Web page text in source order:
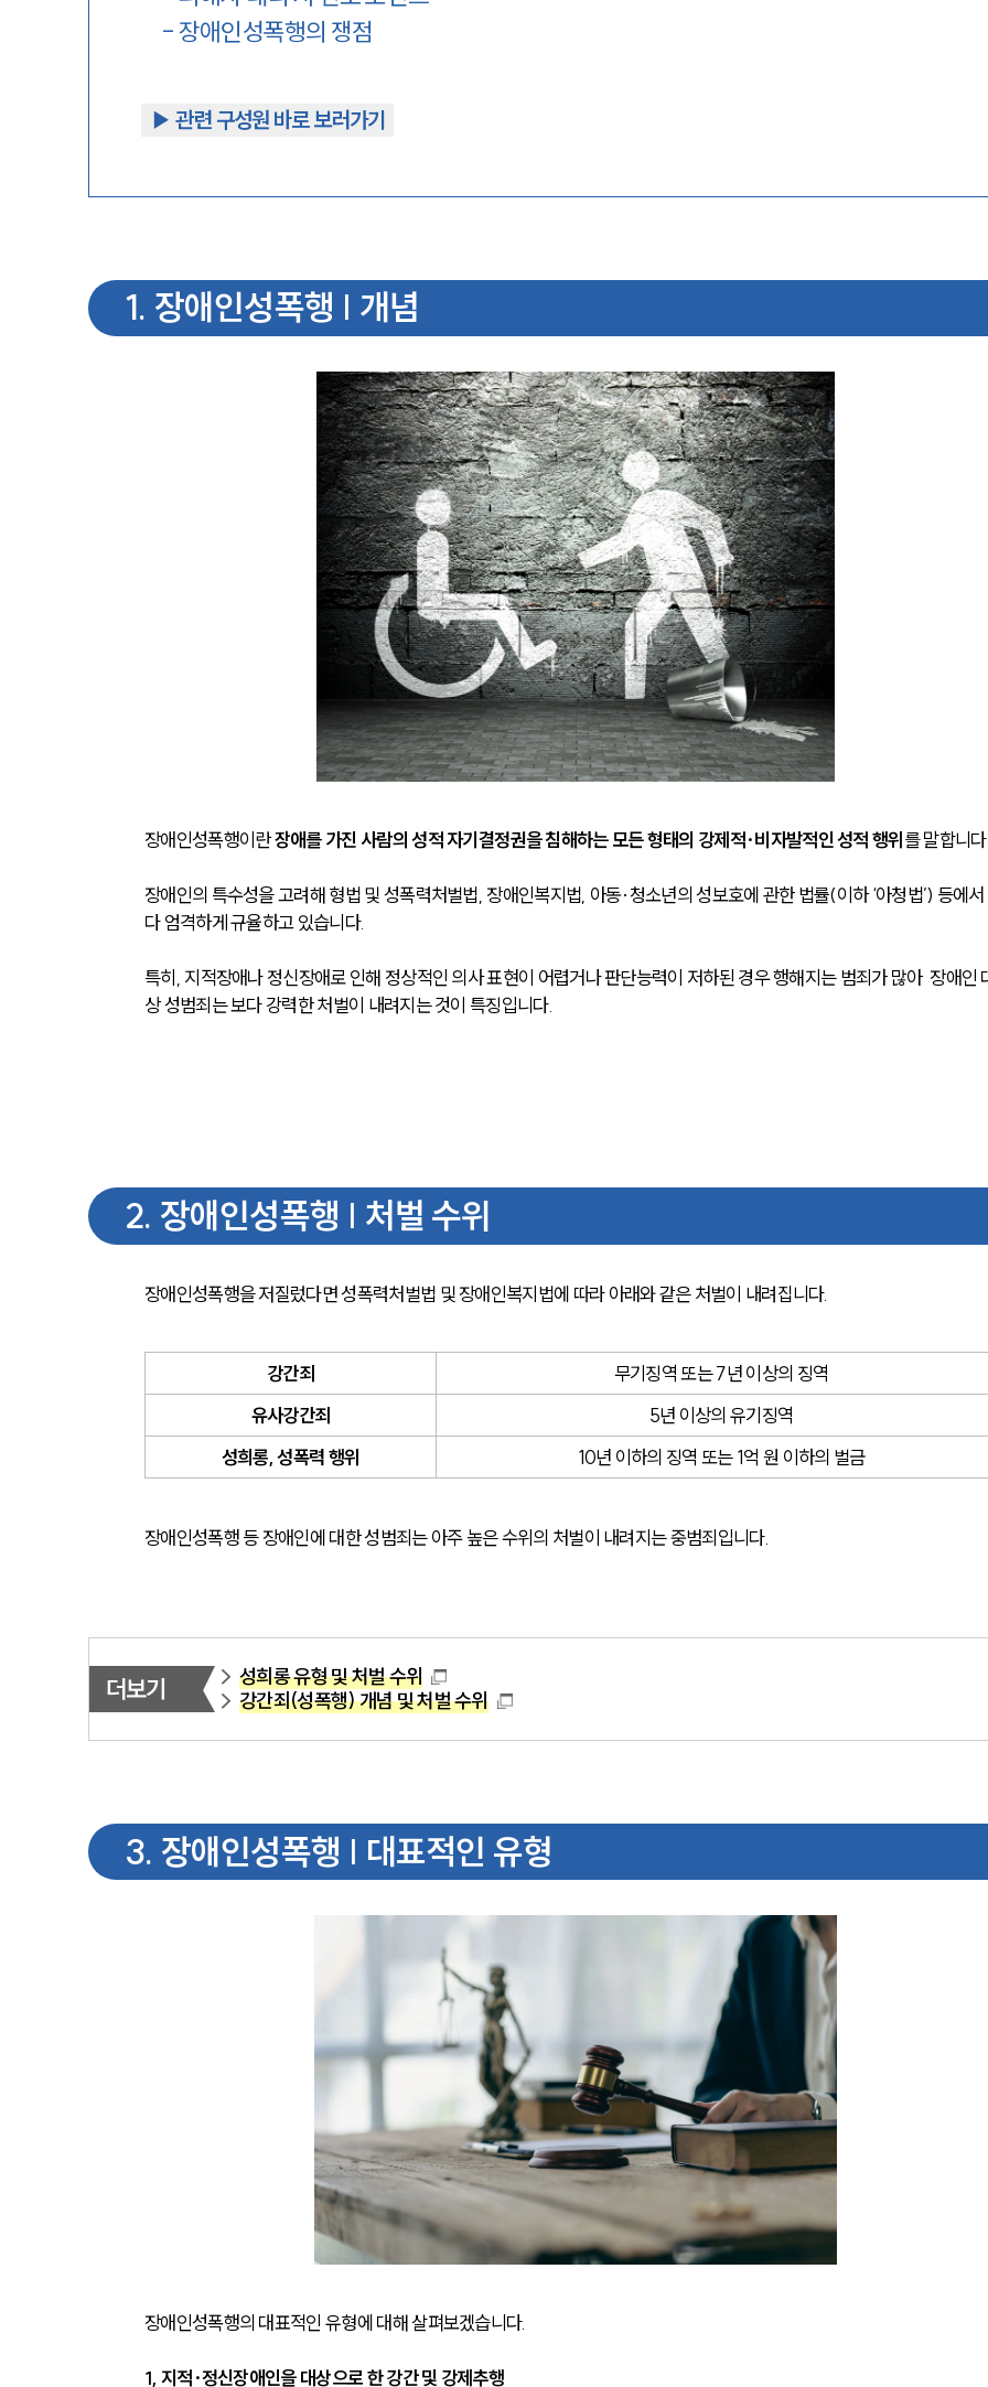
- 장애인성폭행의 쟁점
▶︎ 관련 구성원 바로 보러가기
1. 장애인성폭행 | 개념
장애인성폭행이란 장애를 가진 사람의 성적 자기결정권을 침해하는 모든 형태의 강제적·비자발적인 성적 행위 를 말합니
장애인의 특수성을 고려해 형법 및 성폭력처벌법, 장애인복지법, 아동·청소년의 성보호에 관한 법률(이하 ‘아청법’) 등에
다 엄격하게 규율하고 있습니다.
특히, 지적장애나 정신장애로 인해 정상적인 의사 표현이 어렵거나 판단능력이 저하된 경우 행해지는 범죄가 많아  장애인
상 성범죄는 보다 강력한 처벌이 내려지는 것이 특징입니다.
2. 장애인성폭행 | 처벌 수위
장애인성폭행을 저질렀다면 성폭력처벌법 및 장애인복지법에 따라 아래와 같은 처벌이 내려집니다.
강간죄
무기징역 또는 7년 이상의 징역
유사강간죄
5년 이상의 유기징역
성희롱, 성폭력 행위
10년 이하의 징역 또는 1억 원 이하의 벌금
장애인성폭행 등 장애인에 대한 성범죄는 아주 높은 수위의 처벌이 내려지는 중범죄입니다.
더보기
성희롱 유형 및 처벌 수위
강간죄(성폭행) 개념 및 처벌 수위
3. 장애인성폭행 | 대표적인 유형
장애인성폭행의 대표적인 유형에 대해 살펴보겠습니다.
1, 지적·정신장애인을 대상으로 한 강간 및 강제추행